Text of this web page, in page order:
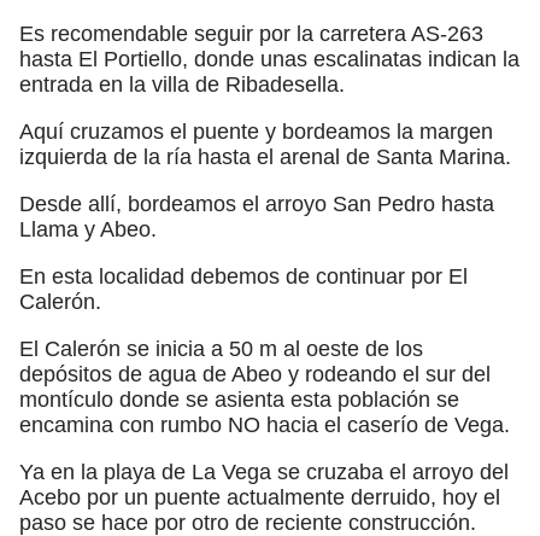
Es recomendable seguir por la carretera AS-263
hasta El Portiello, donde unas escalinatas indican la
entrada en la villa de Ribadesella.
Aquí cruzamos el puente y bordeamos la margen
izquierda de la ría hasta el arenal de Santa Marina.
Desde allí, bordeamos el arroyo San Pedro hasta
Llama y Abeo.
En esta localidad debemos de continuar por El
Calerón.
El Calerón se inicia a 50 m al oeste de los
depósitos de agua de Abeo y rodeando el sur del
montículo donde se asienta esta población se
encamina con rumbo NO hacia el caserío de Vega.
Ya en la playa de La Vega se cruzaba el arroyo del
Acebo por un puente actualmente derruido, hoy el
paso se hace por otro de reciente construcción.